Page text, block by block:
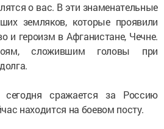
о вас. В эти знаменательные
земляков, которые проявили
и героизм в Афганистане, Чечне.
сложившим головы при
сегодня сражается за Россию
находится на боевом посту.